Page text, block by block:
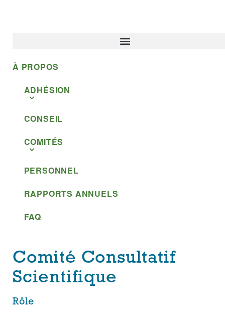
À PROPOS
ADHÉSION
CONSEIL
COMITÉS
PERSONNEL
RAPPORTS ANNUELS
FAQ
Comité Consultatif
Scientifique
Rôle